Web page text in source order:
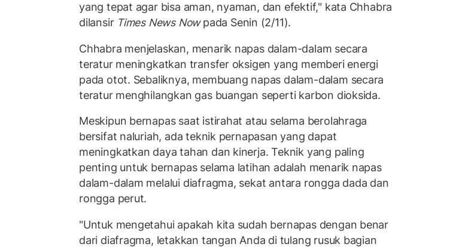
yang tepat agar bisa aman, nyaman, dan efektif," kata Chhabra
dilansir Times News Nowpada Senin (2/11).
Chhabra menjelaskan, menarik napas dalam-dalam secara
teratur meningkatkan transfer oksigen yang memberi energi
pada otot. Sebaliknya, membuang napas dalam-dalam secara
teratur menghilangkan gas buangan seperti karbon dioksida.
Meskipun bernapas saat istirahat atau selama berolahraga
bersifat naluriah, ada teknik pernapasan yang dapat
meningkatkan daya tahan dan kinerja. Teknik yang paling
penting untuk bernapas selama latihan adalah menarik napas
dalam-dalam melalui diafragma, sekat antara rongga dada dan
rongga perut.
"Untuk mengetahui apakah kita sudah bernapas dengan benar
dari diafragma, letakkan tangan Anda di tulang rusuk bagian